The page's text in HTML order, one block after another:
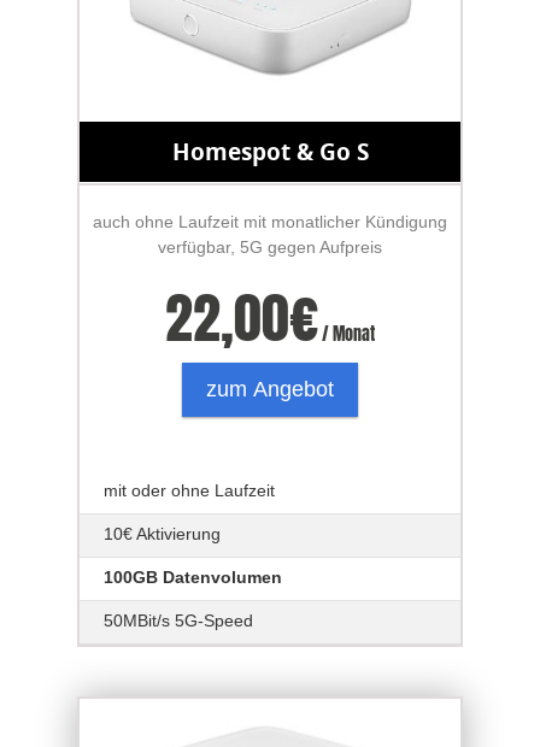
Homespot & Go S
auch ohne Laufzeit mit monatlicher Kündigung
verfügbar, 5G gegen Aufpreis
22,00€/ Monat
zum Angebot
mit oder ohne Laufzeit
10€ Aktivierung
100GB Datenvolumen
50MBit/s 5G-Speed